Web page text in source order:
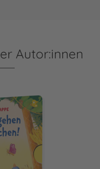
Autor:innen
gehen aufs Töpfchen!